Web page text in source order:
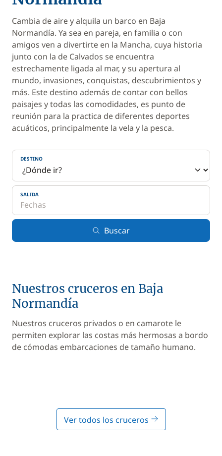
Cambia de aire y alquila un barco en Baja
Normandía. Ya sea en pareja, en familia o con
amigos ven a divertirte en la Mancha, cuya historia
junto con la de Calvados se encuentra
estrechamente ligada al mar, y su apertura al
mundo, invasiones, conquistas, descubrimientos y
más. Este destino además de contar con bellos
paisajes y todas las comodidades, es punto de
reunión para la practica de diferentes deportes
acuáticos, principalmente la vela y la pesca.
DESTINO
SALIDA
Buscar
Nuestros cruceros en Baja
Normandía
Nuestros cruceros privados o en camarote le
permiten explorar las costas más hermosas a bordo
de cómodas embarcaciones de tamaño humano.
Ver todos los cruceros